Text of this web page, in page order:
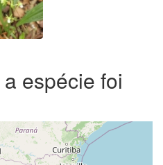
espécie foi